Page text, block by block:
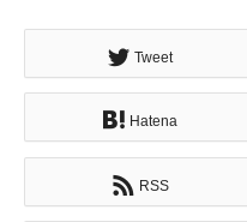
Tweet
Hatena
RSS